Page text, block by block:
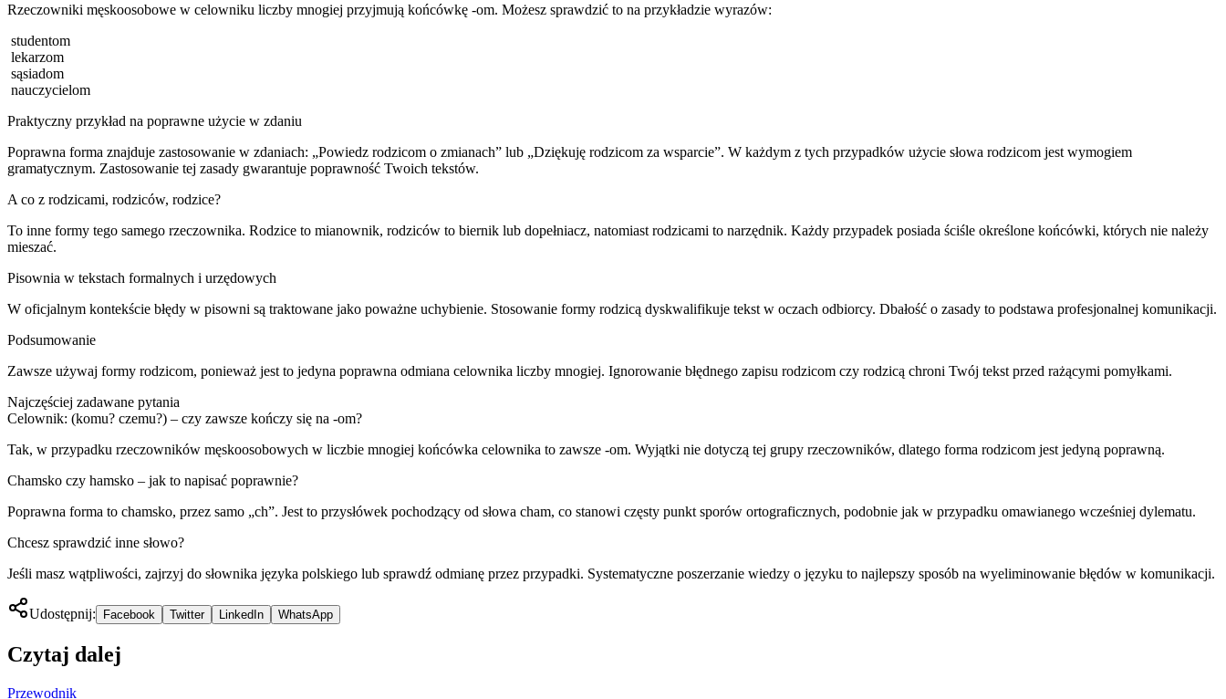
Rzeczowniki męskoosobowe w celowniku liczby mnogiej przyjmują końcówkę -om. Możesz sprawdzić to na przykładzie wyrazów:
studentom
lekarzom
sąsiadom
nauczycielom
Praktyczny przykład na poprawne użycie w zdaniu
Poprawna forma znajduje zastosowanie w zdaniach: „Powiedz rodzicom o zmianach” lub „Dziękuję rodzicom za wsparcie”. W każdym z tych przypadków użycie słowa rodzicom jest wymogiem
gramatycznym. Zastosowanie tej zasady gwarantuje poprawność Twoich tekstów.
A co z rodzicami, rodziców, rodzice?
To inne formy tego samego rzeczownika. Rodzice to mianownik, rodziców to biernik lub dopełniacz, natomiast rodzicami to narzędnik. Każdy przypadek posiada ściśle określone końcówki, których nie należy
mieszać.
Pisownia w tekstach formalnych i urzędowych
W oficjalnym kontekście błędy w pisowni są traktowane jako poważne uchybienie. Stosowanie formy rodzicą dyskwalifikuje tekst w oczach odbiorcy. Dbałość o zasady to podstawa profesjonalnej komunikacji.
Podsumowanie
Zawsze używaj formy rodzicom, ponieważ jest to jedyna poprawna odmiana celownika liczby mnogiej. Ignorowanie błędnego zapisu rodzicom czy rodzicą chroni Twój tekst przed rażącymi pomyłkami.
Najczęściej zadawane pytania
Celownik: (komu? czemu?) – czy zawsze kończy się na -om?
Tak, w przypadku rzeczowników męskoosobowych w liczbie mnogiej końcówka celownika to zawsze -om. Wyjątki nie dotyczą tej grupy rzeczowników, dlatego forma rodzicom jest jedyną poprawną.
Chamsko czy hamsko – jak to napisać poprawnie?
Poprawna forma to chamsko, przez samo „ch”. Jest to przysłówek pochodzący od słowa cham, co stanowi częsty punkt sporów ortograficznych, podobnie jak w przypadku omawianego wcześniej dylematu.
Chcesz sprawdzić inne słowo?
Jeśli masz wątpliwości, zajrzyj do słownika języka polskiego lub sprawdź odmianę przez przypadki. Systematyczne poszerzanie wiedzy o języku to najlepszy sposób na wyeliminowanie błędów w komunikacji.
Udostępnij: Facebook Twitter LinkedIn WhatsApp
Czytaj dalej
Przewodnik